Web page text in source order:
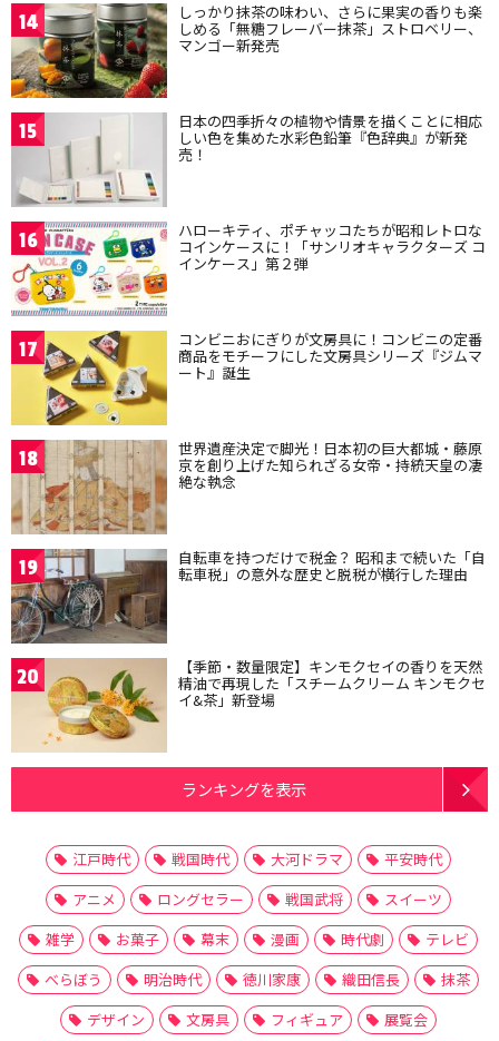
14 しっかり抹茶の味わい、さらに果実の香りも楽
しめる「無糖フレーバー抹茶」ストロベリー、
マンゴー新発売
15 日本の四季折々の植物や情景を描くことに相応
しい色を集めた水彩色鉛筆『色辞典』が新発
売！
16 ハローキティ、ポチャッコたちが昭和レトロな
コインケースに！「サンリオキャラクターズ コ
インケース」第２弾
17 コンビニおにぎりが文房具に！コンビニの定番
商品をモチーフにした文房具シリーズ『ジムマ
ート』誕生
18 世界遺産決定で脚光！日本初の巨大都城・藤原
京を創り上げた知られざる女帝・持統天皇の凄
絶な執念
19 自転車を持つだけで税金？ 昭和まで続いた「自
転車税」の意外な歴史と脱税が横行した理由
20 【季節・数量限定】キンモクセイの香りを天然
精油で再現した「スチームクリーム キンモクセ
イ&茶」新登場
ランキングを表示
江戸時代 戦国時代 大河ドラマ
平安時代
アニメ
ロングセラー 戦国武将
スイーツ
雑学
お菓子 幕末 漫画 時代劇
テレビ
べらぼう
明治時代 徳川家康 織田信長
抹茶
デザイン
文房具 フィギュア
展覧会